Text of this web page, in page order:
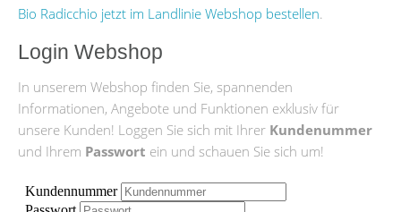
Bio Radicchio jetzt im Landlinie Webshop bestellen.
Login Webshop
In unserem Webshop finden Sie, spannenden
Informationen, Angebote und Funktionen exklusiv für
unsere Kunden! Loggen Sie sich mit Ihrer Kundenummer
und Ihrem Passwort ein und schauen Sie sich um!